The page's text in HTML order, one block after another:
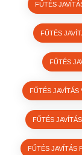
FŰTÉS
FŰTÉS
FŰTÉS
FŰTÉS JAVÍTÁS
FŰTÉS
FŰTÉS JAVÍTÁS